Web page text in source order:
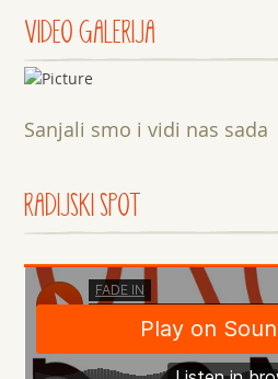
VIDEO GALERIJA
Sanjali smo i vidi nas sada
RADIJSKI SPOT